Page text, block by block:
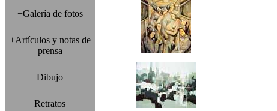
+Galería de fotos
+Artículos y notas de
prensa
Dibujo
Retratos